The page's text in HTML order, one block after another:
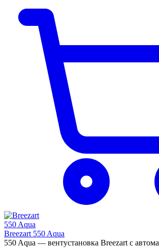
Breezart 550 Aqua
550 Aqua — вентустановка Breezart с